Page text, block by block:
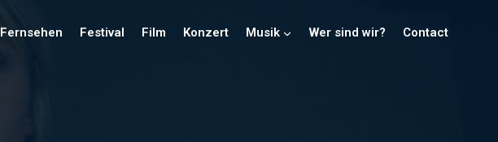
Fernsehen Festival Film Konzert Musik Wer sind wir? Contact